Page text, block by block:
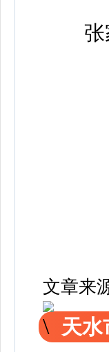
张家
文章来
天水